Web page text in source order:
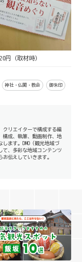
円（取材時）
神社・仏閣・教会 御朱印
クリエイターで構成する編
構成、執筆、動画制作、地
ます。DMO（観光地域づ
て、多彩な地域コンテンツ
伝えしていきます。